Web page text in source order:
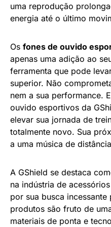
uma reprodução
energia até o último
Os fones de ouvido
apenas uma adição ao
ferramenta que pode
superior. Não
nem a sua performance.
ouvido esportivos da
elevar sua jornada de
totalmente novo. Sua
a uma música de
A GShield se destaca
na indústria de
por sua busca incessante
produtos são fruto de
materiais de ponta e